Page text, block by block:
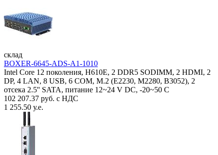
склад
BOXER-6645-ADS-A1-1010
Intel Core 12 поколения, H610E, 2 DDR5 SODIMM, 2 HDMI, 2
DP, 4 LAN, 8 USB, 6 COM, M.2 (E2230, M2280, B3052), 2
отсека 2.5'' SATA, питание 12~24 V DC, -20~50 C
102 207.37 руб. с НДС
1 255.50 у.е.